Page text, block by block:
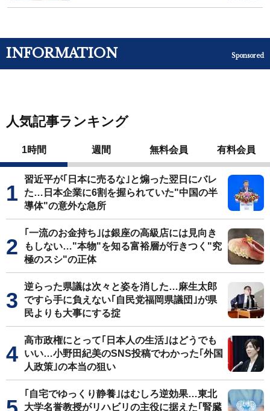
INFORMATION Sponsored
人気記事ランキング
1時間 週間 無料会員 有料会員
習近平が｢日本に売るな｣と煽った翌日にバレ
た…日本企業に6割を握られていた"中国の半
導体"の意外な急所
｢一流のお金持ち｣は銀座の高級店には見向き
もしない…"本物"を知る富裕層が行きつく"究
極のスシ"の正体
逆らった県議は次々と姿を消した…麻生太郎
ですら手に負えない｢自民党福岡県議団｣が県
民よりも大事にする掟
高市政権にとって｢日本人の生活｣はどうでも
いい…小野田紀美のSNS投稿でわかった｢外国
人政策｣の本当の狙い
｢自宅でゆっくり静養｣はむしろ逆効果…東北
大学名誉教授がリハビリの主役に据えた｢腎臓